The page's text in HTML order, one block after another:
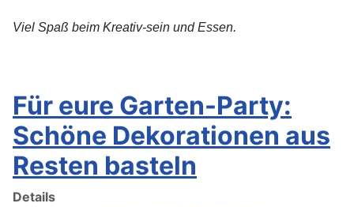
Viel Spaß beim Kreativ-sein und Essen.
Für eure Garten-Party:
Schöne Dekorationen aus
Resten basteln
Details